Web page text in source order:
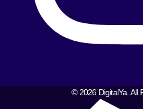
© 2026 DigitalYa. All